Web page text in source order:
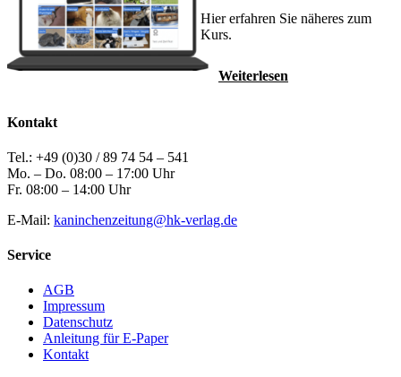
Hier erfahren Sie näheres zum
Kurs.
Weiterlesen
Kontakt
Tel.: +49 (0)30 / 89 74 54 – 541
Mo. – Do. 08:00 – 17:00 Uhr
Fr. 08:00 – 14:00 Uhr
E-Mail: kaninchenzeitung@hk-verlag.de
Service
AGB
Impressum
Datenschutz
Anleitung für E-Paper
Kontakt